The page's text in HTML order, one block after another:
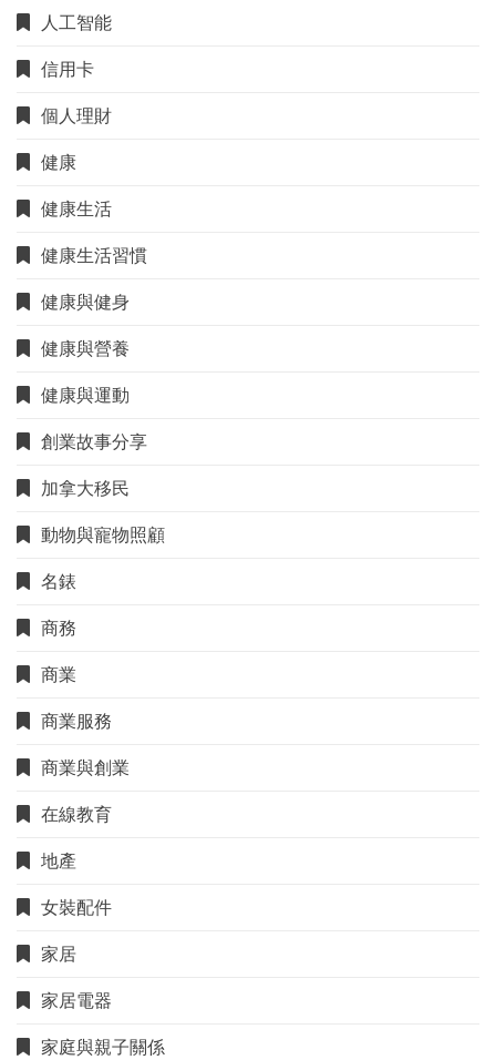
人工智能
信用卡
個人理財
健康
健康生活
健康生活習慣
健康與健身
健康與營養
健康與運動
創業故事分享
加拿大移民
動物與寵物照顧
名錶
商務
商業
商業服務
商業與創業
在線教育
地產
女裝配件
家居
家居電器
家庭與親子關係